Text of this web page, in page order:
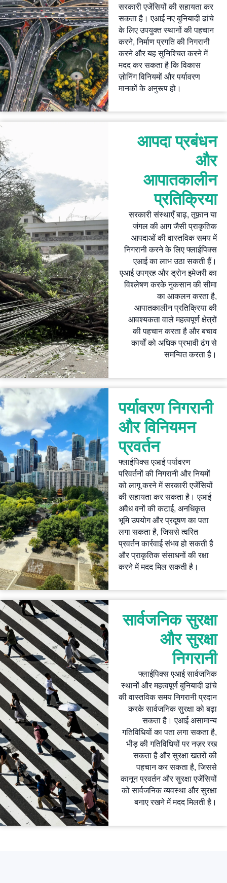
सरकारी एजेंसियों की सहायता कर
सकता है। एआई नए बुनियादी ढांचे
के लिए उपयुक्त स्थानों की पहचान
करने, निर्माण प्रगति की निगरानी
करने और यह सुनिश्चित करने में
मदद कर सकता है कि विकास
ज़ोनिंग विनियमों और पर्यावरण
मानकों के अनुरूप हो।
आपदा प्रबंधन
और
आपातकालीन
प्रतिक्रिया
सरकारी संस्थाएँ बाढ़, तूफ़ान या
जंगल की आग जैसी प्राकृतिक
आपदाओं की वास्तविक समय में
निगरानी करने के लिए फ्लाईपिक्स
एआई का लाभ उठा सकती हैं।
एआई उपग्रह और ड्रोन इमेजरी का
विश्लेषण करके नुकसान की सीमा
का आकलन करता है,
आपातकालीन प्रतिक्रिया की
आवश्यकता वाले महत्वपूर्ण क्षेत्रों
की पहचान करता है और बचाव
कार्यों को अधिक प्रभावी ढंग से
समन्वित करता है।
पर्यावरण निगरानी
और विनियमन
प्रवर्तन
फ्लाईपिक्स एआई पर्यावरण
परिवर्तनों की निगरानी और नियमों
को लागू करने में सरकारी एजेंसियों
की सहायता कर सकता है। एआई
अवैध वनों की कटाई, अनधिकृत
भूमि उपयोग और प्रदूषण का पता
लगा सकता है, जिससे त्वरित
प्रवर्तन कार्रवाई संभव हो सकती है
और प्राकृतिक संसाधनों की रक्षा
करने में मदद मिल सकती है।
सार्वजनिक सुरक्षा
और सुरक्षा
निगरानी
फ्लाईपिक्स एआई सार्वजनिक
स्थानों और महत्वपूर्ण बुनियादी ढांचे
की वास्तविक समय निगरानी प्रदान
करके सार्वजनिक सुरक्षा को बढ़ा
सकता है। एआई असामान्य
गतिविधियों का पता लगा सकता है,
भीड़ की गतिविधियों पर नज़र रख
सकता है और सुरक्षा खतरों की
पहचान कर सकता है, जिससे
कानून प्रवर्तन और सुरक्षा एजेंसियों
को सार्वजनिक व्यवस्था और सुरक्षा
बनाए रखने में मदद मिलती है।